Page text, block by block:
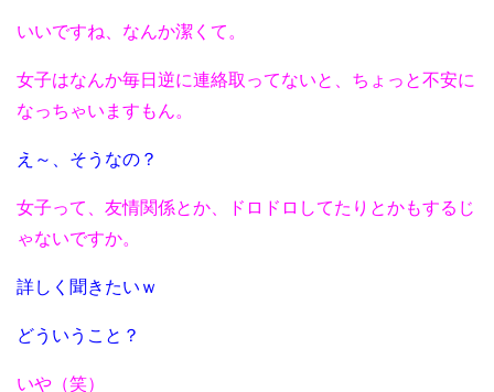
いいですね、なんか潔くて。
女子はなんか毎日逆に連絡取ってないと、ちょっと不安に
なっちゃいますもん。
え～、そうなの？
女子って、友情関係とか、ドロドロしてたりとかもするじ
ゃないですか。
詳しく聞きたいｗ
どういうこと？
いや （笑）